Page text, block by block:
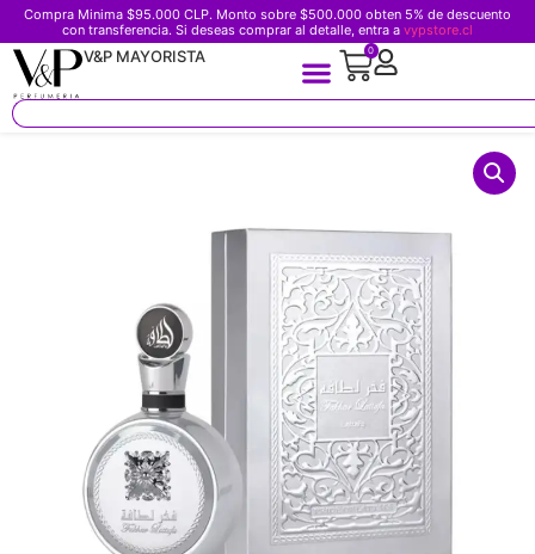
Compra Minima $95.000 CLP. Monto sobre $500.000 obten 5% de descuento
con transferencia. Si deseas comprar al detalle, entra a vypstore.cl
V&P MAYORISTA 0